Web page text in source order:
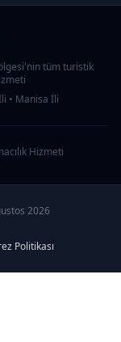
tüm turistik
• Manisa İli
Hizmeti
2026
Politikası